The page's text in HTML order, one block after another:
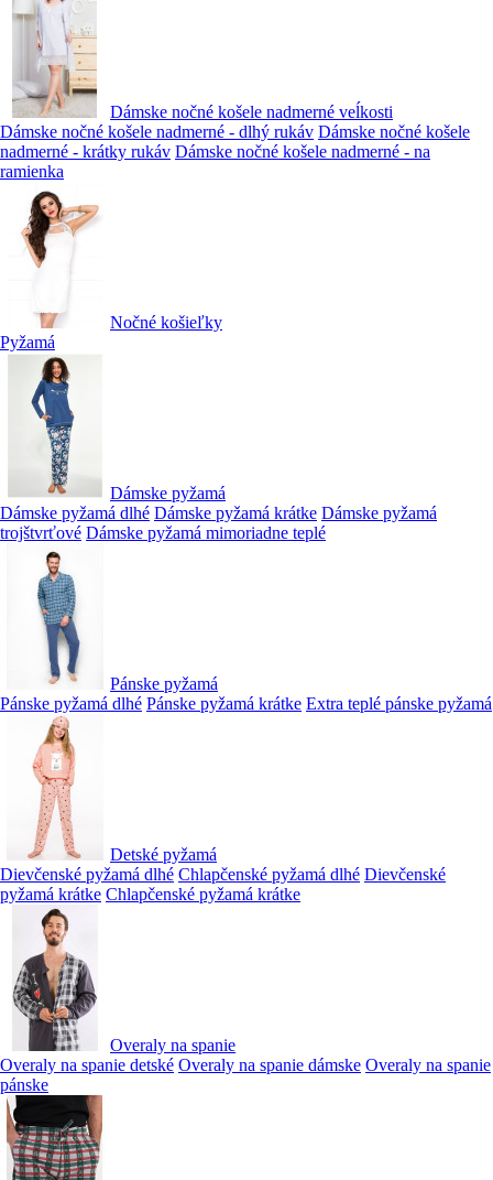
Dámske nočné košele nadmerné veĺkosti
Dámske nočné košele nadmerné - dlhý rukáv Dámske nočné košele
nadmerné - krátky rukáv Dámske nočné košele nadmerné - na
ramienka
Nočné košieľky
Pyžamá
Dámske pyžamá
Dámske pyžamá dlhé Dámske pyžamá krátke Dámske pyžamá
trojštvrťové Dámske pyžamá mimoriadne teplé
Pánske pyžamá
Pánske pyžamá dlhé Pánske pyžamá krátke Extra teplé pánske pyžamá
Detské pyžamá
Dievčenské pyžamá dlhé Chlapčenské pyžamá dlhé Dievčenské
pyžamá krátke Chlapčenské pyžamá krátke
Overaly na spanie
Overaly na spanie detské Overaly na spanie dámske Overaly na spanie
pánske